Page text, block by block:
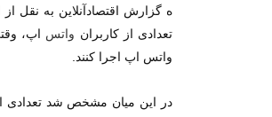
ه گزارش اقتصادآنلاین به نقل از
تعدادی ازکاربران واتس اپ،
واتس اپ اجرا کنند.